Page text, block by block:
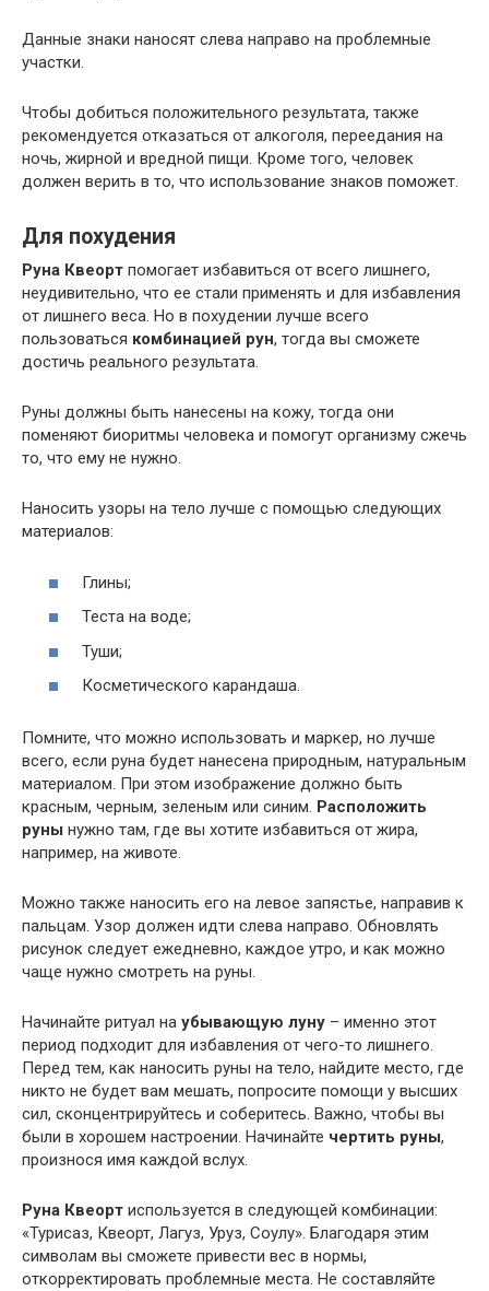
Данные знаки наносят слева направо на проблемные
участки.
Чтобы добиться положительного результата, также
рекомендуется отказаться от алкоголя, переедания на
ночь, жирной и вредной пищи. Кроме того, человек
должен верить в то, что использование знаков поможет.
Для похудения
Руна Квеорт помогает избавиться от всего лишнего,
неудивительно, что ее стали применять и для избавления
от лишнего веса. Но в похудении лучше всего
пользоваться комбинацией рун, тогда вы сможете
достичь реального результата.
Руны должны быть нанесены на кожу, тогда они
поменяют биоритмы человека и помогут организму сжечь
то, что ему не нужно.
Наносить узоры на тело лучше с помощью следующих
материалов:
Глины;
Теста на воде;
Туши;
Косметического карандаша.
Помните, что можно использовать и маркер, но лучше
всего, если руна будет нанесена природным, натуральным
материалом. При этом изображение должно быть
красным, черным, зеленым или синим. Расположить
руны нужно там, где вы хотите избавиться от жира,
например, на животе.
Можно также наносить его на левое запястье, направив к
пальцам. Узор должен идти слева направо. Обновлять
рисунок следует ежедневно, каждое утро, и как можно
чаще нужно смотреть на руны.
Начинайте ритуал на убывающую луну – именно этот
период подходит для избавления от чего-то лишнего.
Перед тем, как наносить руны на тело, найдите место, где
никто не будет вам мешать, попросите помощи у высших
сил, сконцентрируйтесь и соберитесь. Важно, чтобы вы
были в хорошем настроении. Начинайте чертить руны,
произнося имя каждой вслух.
Руна Квеорт используется в следующей комбинации:
«Турисаз, Квеорт, Лагуз, Уруз, Соулу». Благодаря этим
символам вы сможете привести вес в нормы,
откорректировать проблемные места. Не составляйте